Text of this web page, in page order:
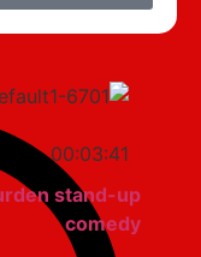
00:03:41
Jurden stand-up
comedy